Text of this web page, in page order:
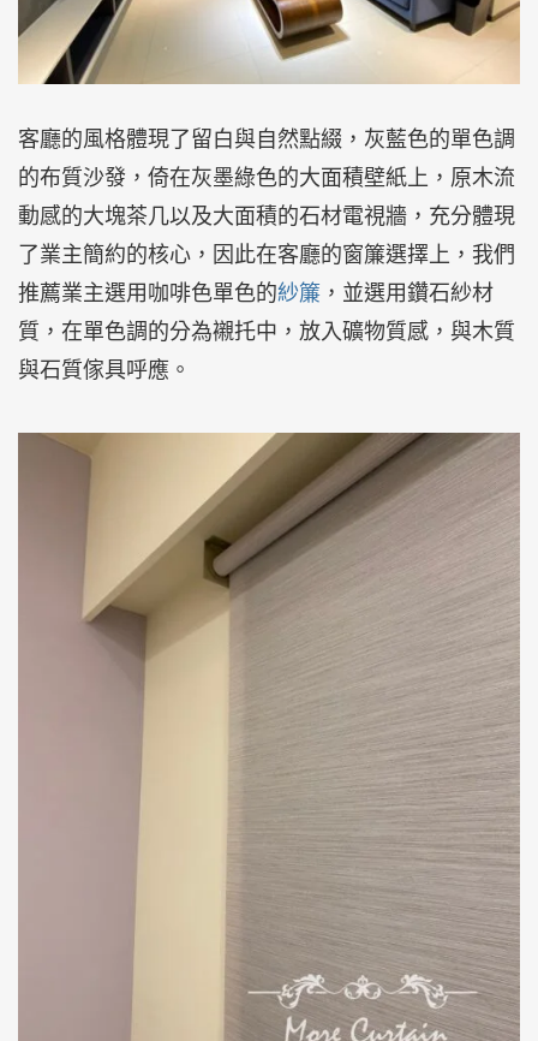
客廳的風格體現了留白與自然點綴，灰藍色的單色調
的布質沙發，倚在灰墨綠色的大面積壁紙上，原木流
動感的大塊茶几以及大面積的石材電視牆，充分體現
了業主簡約的核心，因此在客廳的窗簾選擇上，我們
推薦業主選用咖啡色單色的紗簾 ，並選用鑽石紗材
質，在單色調的分為襯托中，放入礦物質感，與木質
與石質傢具呼應。